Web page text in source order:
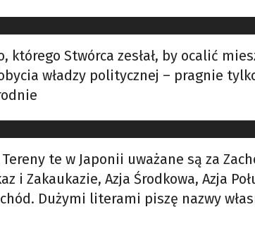
którego Stwórca zesłał, by ocalić
władzy politycznej – pragnie
te w Japonii uważane są za
Zakaukazie, Azja Środkowa, Azja
Dużymi literami piszę nazwy